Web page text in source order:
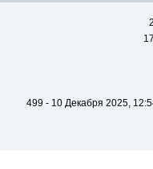
499 - 10 Декабря 2025,